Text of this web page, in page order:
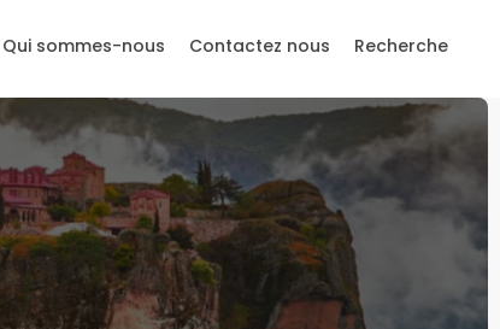
Qui sommes-nous Contactez nous Recherche